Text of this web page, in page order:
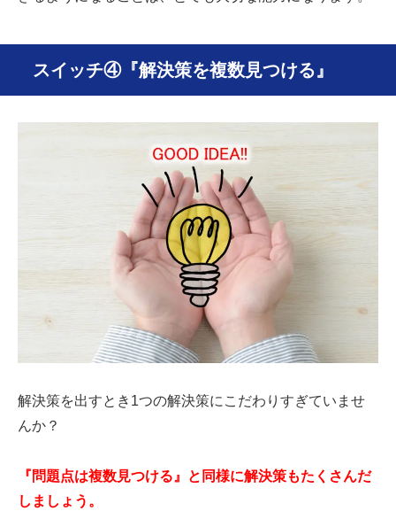
スイッチ④『解決策を複数見つける』
解決策を出すとき1つの解決策にこだわりすぎていませ
んか？
『問題点は複数見つける』と同様に解決策もたくさんだ
しましょう。